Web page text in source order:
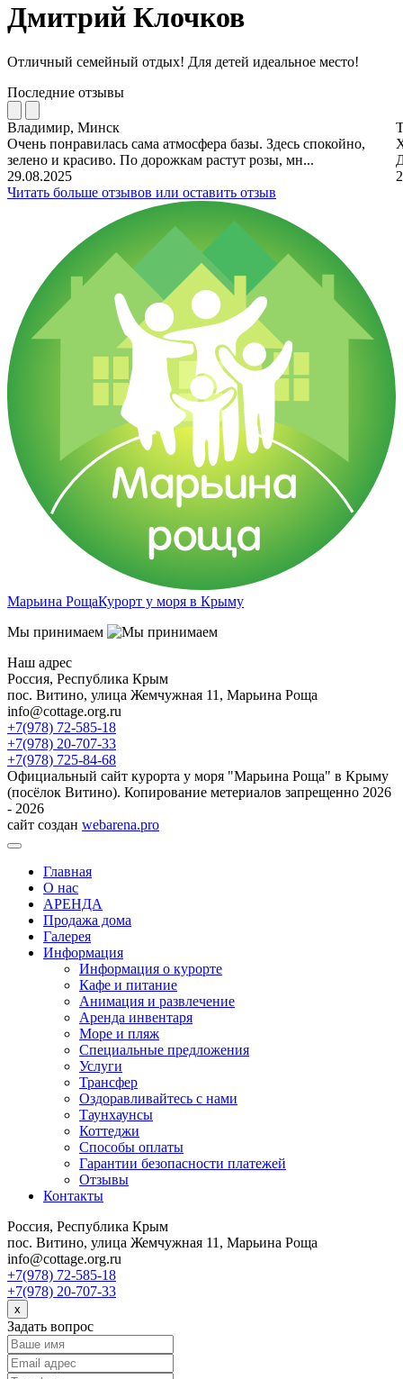
Дмитрий Клочков
Отличный семейный отдых! Для детей идеальное место!
Последние отзывы
Владимир, Минск
Очень понравилась сама атмосфера базы. Здесь спокойно,
зелено и красиво. По дорожкам растут розы, мн...
29.08.2025
Читать больше отзывов или оставить отзыв
Марьина РощаКурорт у моря в Крыму
Мы принимаем
Наш адрес
Россия, Республика Крым
пос. Витино, улица Жемчужная 11, Марьина Роща
info@cottage.org.ru
+7(978) 72-585-18
+7(978) 20-707-33
+7(978) 725-84-68
Официальный сайт курорта у моря "Марьина Роща" в Крыму
(посёлок Витино). Копирование метериалов запрещенно 2026
- 2026
сайт создан webarena.pro
Главная
О нас
АРЕНДА
Продажа дома
Галерея
Информация
Информация о курорте
Кафе и питание
Анимация и развлечение
Аренда инвентаря
Море и пляж
Специальные предложения
Услуги
Трансфер
Оздоравливайтесь с нами
Таунхаунсы
Коттеджи
Способы оплаты
Гарантии безопасности платежей
Отзывы
Контакты
Россия, Республика Крым
пос. Витино, улица Жемчужная 11, Марьина Роща
info@cottage.org.ru
+7(978) 72-585-18
+7(978) 20-707-33
x
Задать вопрос